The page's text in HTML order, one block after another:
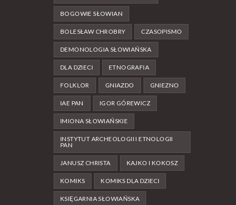
BOGOWIE SŁOWIAN
BOLESŁAW CHROBRY CZASOPISMO
DEMONOLOGIA SŁOWIAŃSKA
DLA DZIECI ETNOGRAFIA
FOLKLOR GNIAZDO GNIEZNO
IAE PAN IGOR GÓREWICZ
IMIONA SŁOWIAŃSKIE
INSTYTUT ARCHEOLOGII I ETNOLOGII
PAN
JANUSZ CHRISTA KAJKO I KOKOSZ
KOMIKS KOMIKS DLA DZIECI
KSIĘGARNIA SŁOWIAŃSKA